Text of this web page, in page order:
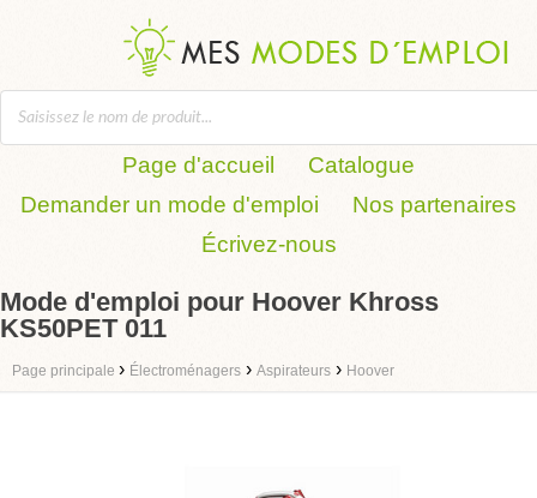
Page d'accueil
Catalogue
Demander un mode d'emploi
Nos partenaires
Écrivez-nous
Mode d'emploi pour Hoover Khross
KS50PET 011
Page principale › Électroménagers › Aspirateurs › Hoover